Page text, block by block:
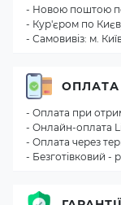
- Новою поштою
- Кур'єром по
- Самовивіз: м.
ОПЛАТА
- Оплата при
- Онлайн-оплата
- Оплата через
- Безготівковий -